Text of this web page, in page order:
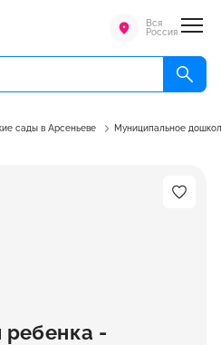
Вся
Россия
сады в Арсеньеве Муниципальное
ребенка -